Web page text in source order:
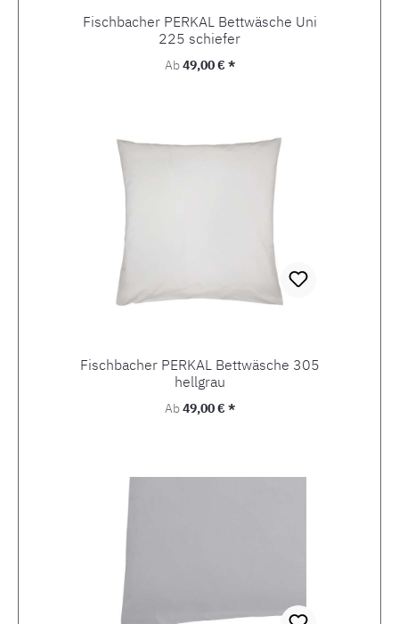
Fischbacher PERKAL Bettwäsche Uni
225 schiefer
Regulärer Preis:
Ab49,00 € *
Fischbacher PERKAL Bettwäsche 305
hellgrau
Regulärer Preis:
Ab49,00 € *